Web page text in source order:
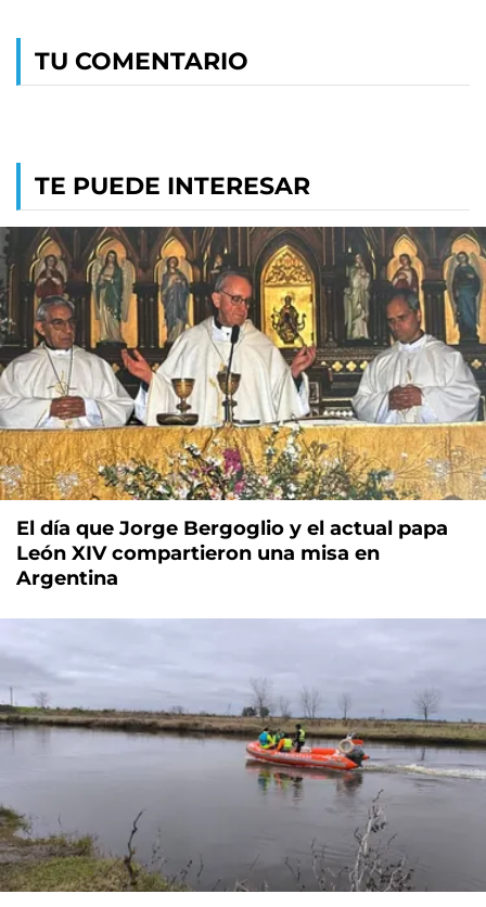
TU COMENTARIO
TE PUEDE INTERESAR
El día que Jorge Bergoglio y el actual papa
León XIV compartieron una misa en
Argentina